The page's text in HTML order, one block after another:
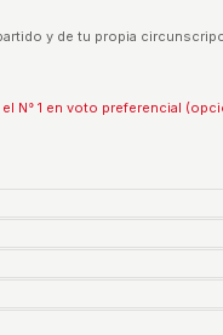
y de tu propia
N° 1 en voto preferencial